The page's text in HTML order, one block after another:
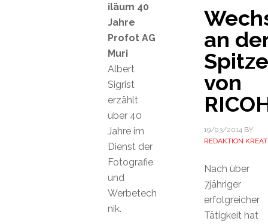
an
Spitze
von
19/03/2014BY
REDAKTION
Nach über
7jähriger
erfolgreicher
Tätigkeit hat
iläum 40
Jahre
Profot AG
Muri
Albert
Sigrist
erzählt
über 40
Jahre im
Dienst der
Fotografie
und
Werbetech
nik.